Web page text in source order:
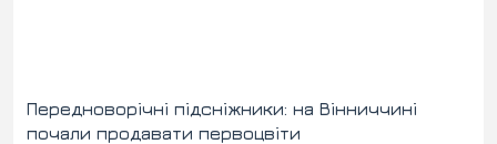
Здоров'я
Передноворічні підсніжники: на Вінниччині
почали продавати первоцвіти